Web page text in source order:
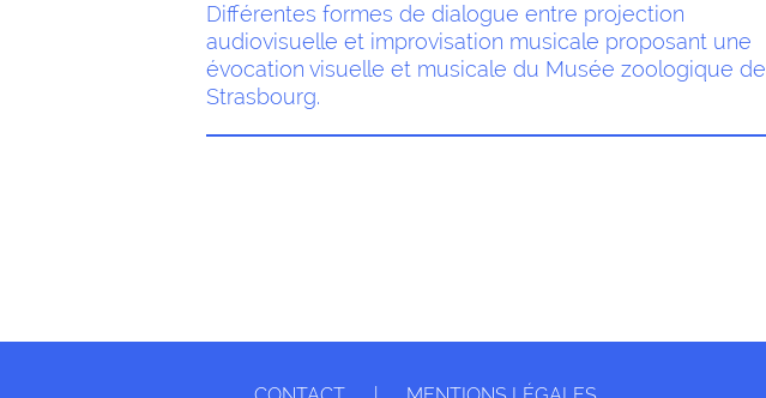
Différentes formes de dialogue entre projection
audiovisuelle et improvisation musicale proposant une
évocation visuelle et musicale du Musée zoologique de
Strasbourg.